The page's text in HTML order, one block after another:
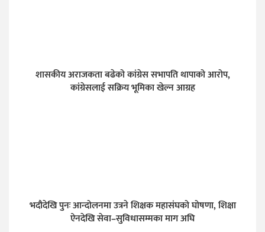
शासकीय अराजकता बढेको कांग्रेस सभापति थापाको आरोप,
कांग्रेसलाई सक्रिय भूमिका खेल्न आग्रह
भदौदेखि पुनः आन्दोलनमा उत्रने शिक्षक महासंघको घोषणा, शिक्षा
ऐनदेखि सेवा–सुविधासम्मका माग अघि